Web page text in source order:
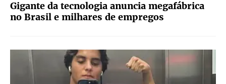
Gigante da tecnologia anuncia megafábrica
no Brasil e milhares de empregos